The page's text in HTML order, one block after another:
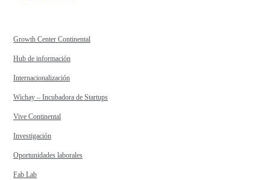
Growth Center Continental
Hub de información
Internacionalización
Wichay – Incubadora de Startups
Vive Continental
Investigación
Oportunidades laborales
Fab Lab